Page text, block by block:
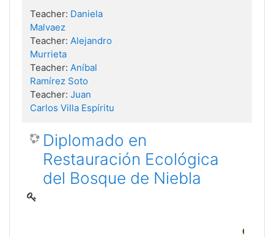
Teacher: Daniela
Malvaez
Teacher: Alejandro
Murrieta
Teacher: Aníbal
Ramírez Soto
Teacher: Juan
Carlos Villa Espíritu
Diplomado en
Restauración Ecológica
del Bosque de Niebla